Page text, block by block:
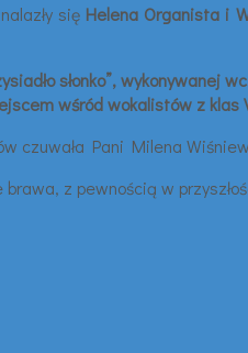
się Helena Organista i
słonko”, wykonywanej
wśród wokalistów z klas
czuwała Pani Milena
z pewnością w